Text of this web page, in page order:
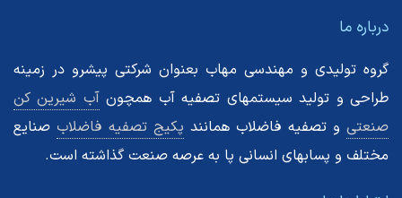
درباره ما
گروه تولیدی و مهندسی مهاب بعنوان شرکتی پیشرو در زمینه
طراحی و تولید سیستمهای تصفیه آب همچونآب شیرین کن
صنعتی و تصفیه فاضلاب همانند پکیج تصفیه فاضلاب صنایع
مختلف و پسابهای انسانی پا به عرصه صنعت گذاشته است.